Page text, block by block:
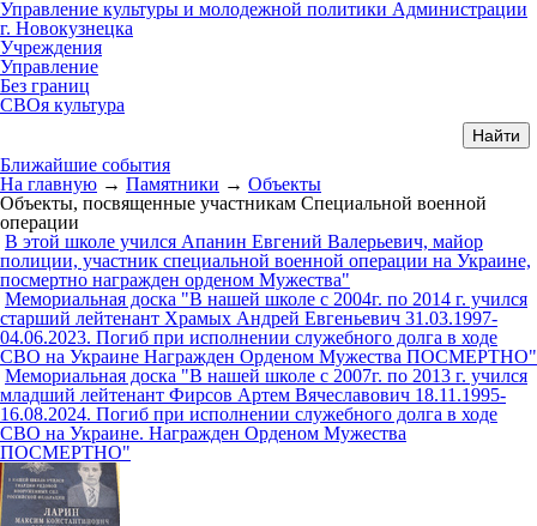
Управление культуры и молодежной политики Администрации
г. Новокузнецка
Учреждения
Управление
Без границ
СВОя культура
Ближайшие события
На главную → Памятники → Объекты
Объекты, посвященные участникам Специальной военной
операции
В этой школе учился Апанин Евгений Валерьевич, майор
полиции, участник специальной военной операции на Украине,
посмертно награжден орденом Мужества"
Мемориальная доска "В нашей школе с 2004г. по 2014 г. учился
старший лейтенант Храмых Андрей Евгеньевич 31.03.1997-
04.06.2023. Погиб при исполнении служебного долга в ходе
СВО на Украине Награжден Орденом Мужества ПОСМЕРТНО"
Мемориальная доска "В нашей школе с 2007г. по 2013 г. учился
младший лейтенант Фирсов Артем Вячеславович 18.11.1995-
16.08.2024. Погиб при исполнении служебного долга в ходе
СВО на Украине. Награжден Орденом Мужества
ПОСМЕРТНО"